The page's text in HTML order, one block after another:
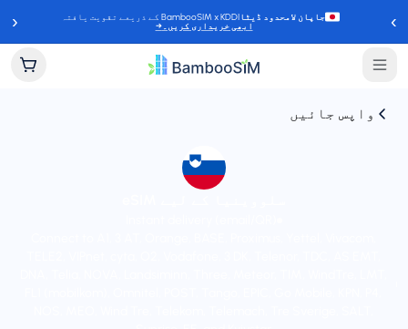
‹ جاپان لامحدود ڈیٹاBambooSIM x KDDI کے ذریعے تقویت یافتہ
ابھی خریداری کریں۔→ ›
واپس جائیں